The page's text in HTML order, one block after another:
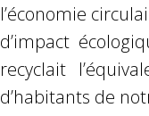
l’économie
d’impact
recyclait
d’habitants de